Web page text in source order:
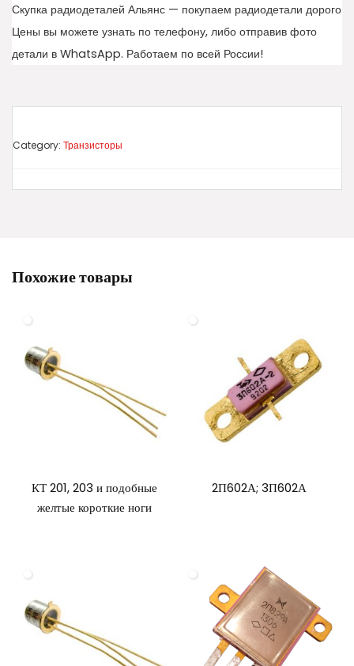
Скупка радиодеталей Альянс — покупаем радиодетали дорого
Цены вы можете узнать по телефону, либо отправив фото
детали в WhatsApp. Работаем по всей России!
Category: Транзисторы
Похожие товары
КТ 201, 203 и подобные
желтые короткие ноги
2П602А; 3П602А